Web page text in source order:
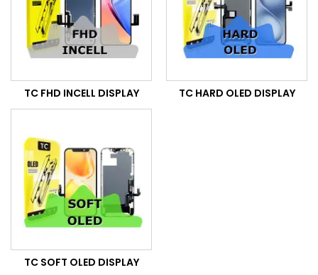
TC FHD INCELL DISPLAY TC HARD OLED DISPLAY
TC SOFT OLED DISPLAY